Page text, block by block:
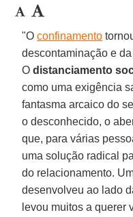
"Oconfinamento
descontaminação e
Odistanciamento
como uma exigência
fantasma arcaico do
o desconhecido, o
que, para várias
uma solução radical
do relacionamento.
desenvolveu ao lado
levou muitos a querer